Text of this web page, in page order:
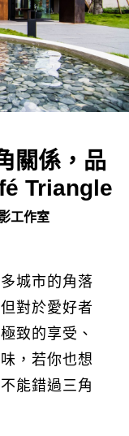
關係，品
Triangle
工作室
城市的角落
對於愛好者
致的享受、
，若你也想
能錯過三角